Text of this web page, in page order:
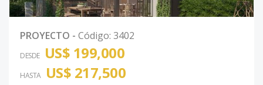
PROYECTO - Código: 3402
DESDE US$ 199,000
HASTA US$ 217,500